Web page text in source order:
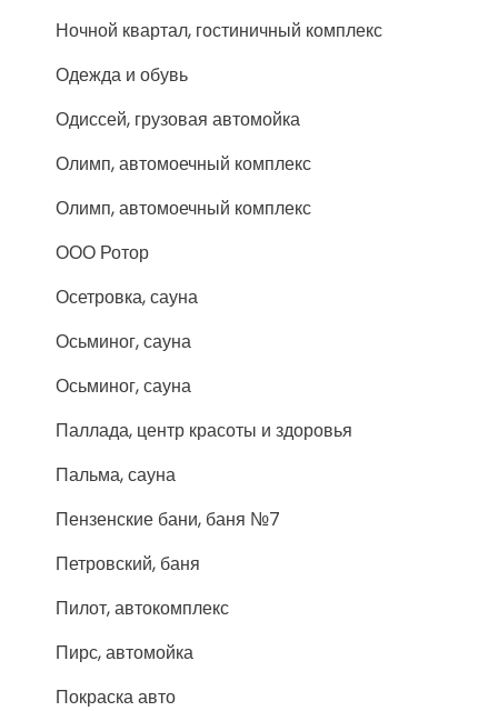
Ночной квартал, гостиничный комплекс
Одежда и обувь
Одиссей, грузовая автомойка
Олимп, автомоечный комплекс
Олимп, автомоечный комплекс
ООО Ротор
Осетровка, сауна
Осьминог, сауна
Осьминог, сауна
Паллада, центр красоты и здоровья
Пальма, сауна
Пензенские бани, баня №7
Петровский, баня
Пилот, автокомплекс
Пирс, автомойка
Покраска авто